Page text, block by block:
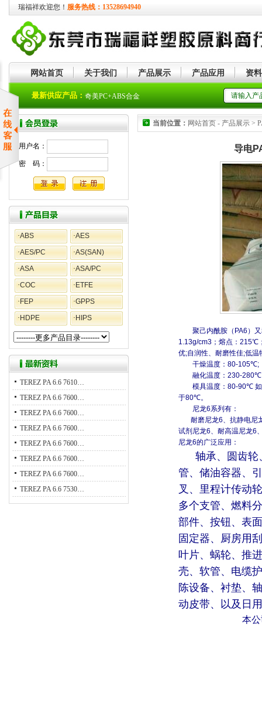
瑞福祥欢迎您！ 服务热线：13528694940
网站首页 关于我们 产品展示 产品应用 资
最新供应产品： 奇美PC+ABS合金
用户名：
密 码：
·ABS ·AES
·AES/PC ·AS(SAN)
·ASA ·ASA/PC
·COC · ETFE
· FEP ·GPPS
· HDPE · HIPS
TEREZ PA 6.6 7610…
TEREZ PA 6.6 7600…
TEREZ PA 6.6 7600…
TEREZ PA 6.6 7600…
TEREZ PA 6.6 7600…
TEREZ PA 6.6 7600…
TEREZ PA 6.6 7600…
TEREZ PA 6.6 7530…
当前位置： 网站首页 - 产品展示 >
导电
聚己内酰胺（ PA6 ）
1.13g/cm3 ；熔点： 215℃
优;自润性、耐磨性佳;低温
干燥温度： 80-105℃;
融化温度： 230-280℃
模具温度： 80-90℃
于80℃。
尼龙6系列有：
耐磨尼龙6、抗静电尼
试剂尼龙6、耐高温尼龙6
尼龙6的广泛应用：
轴承、圆齿轮
管、储油容器、
叉、里程计传动
多个支管、燃料
部件、按钮、表
固定器、厨房用
叶片、蜗轮、推
壳、软管、电缆
陈设备、衬垫、
动皮带、以及日
本